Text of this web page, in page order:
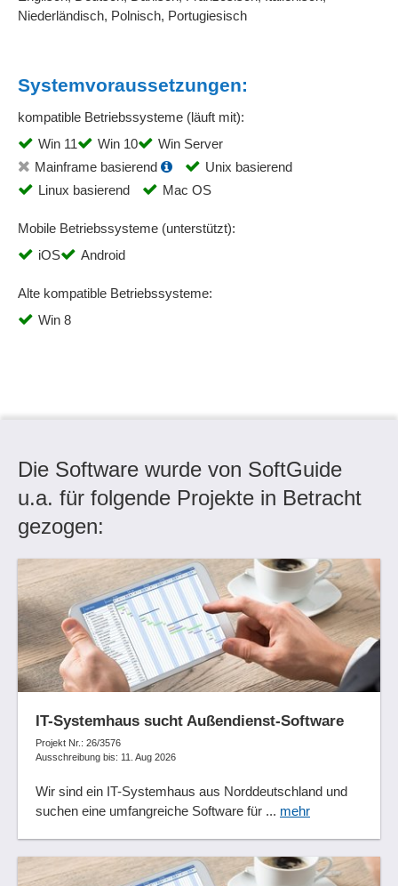
Tourenoptimierung
Vertragsmanagement
Vorgangsverwaltung
Vorlagenmanagement
Wartung
Wiedervorlagen
Zeitbuchungen
Zeiterfassung
Zeitplanung
Zentrale Adressverwaltung
Niederländisch, Polnisch, Portugiesisch
Systemvoraussetzungen:
kompatible Betriebssysteme (läuft mit):
Win 11
Win 10
Win Server
Mainframe basierend
Unix basierend
Linux basierend
Mac OS
Mobile Betriebssysteme (unterstützt):
iOS
Android
Alte kompatible Betriebssysteme:
Win 8
Die Software wurde von SoftGuide
u.a. für folgende Projekte in Betracht
gezogen:
IT-Systemhaus sucht Außendienst-Software
Projekt Nr.: 26/3576
Ausschreibung bis: 11. Aug 2026
Wir sind ein IT-Systemhaus aus Norddeutschland und
suchen eine umfangreiche Software für ... mehr